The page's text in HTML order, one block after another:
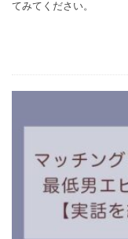
てみてください。